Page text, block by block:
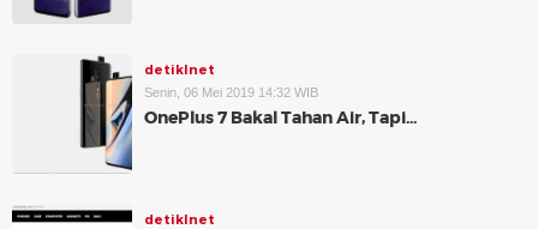
detikInet
Senin, 06 Mei 2019 14:32 WIB
OnePlus 7 Bakal Tahan Air, Tapi...
detikInet